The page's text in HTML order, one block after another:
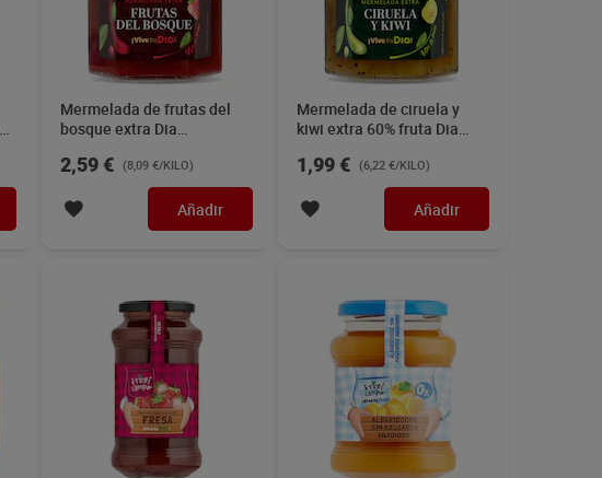
Mermelada de frutas del
bosque extra Dia
2,59 € (8,09 €/KILO)
Añadir
Mermelada de ciruela y
kiwi extra 60% fruta Dia
1,99 € (6,22 €/KILO)
Añadir